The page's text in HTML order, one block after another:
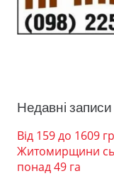
Недавні записи
Від 159 до 1609
Житомирщини
понад 49 га